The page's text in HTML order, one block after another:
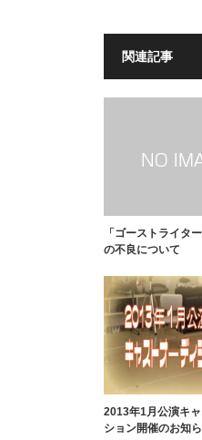
関連記事
「ゴーストライタ
の不良について
2013年1月公演キ
ション開催のお知